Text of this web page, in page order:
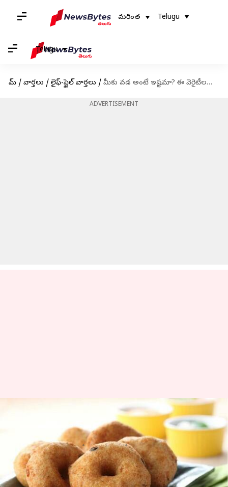
మరింత Telugu
Telugu
హోమ్ / వార్తలు / లైఫ్-స్టైల్ వార్తలు / మీకు వడ అంటే ఇష్టమా? ఈ వెరైటీలను ఒకసారి ట్రై చేయండి
ADVERTISEMENT
మీకు వడ అంటే ఇష్టమా? ఈ వెరైటీలను
ఒకసారి ట్రై చేయండి
వ్రాసిన వారు Sriram Pranateja Jan 17, 2023 12:50 pm
ఈ వార్తాకథనం ఏంటి